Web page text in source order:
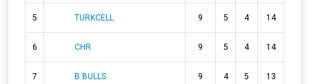
5 TURKCELL 9 5 4 14
6 CHR 9 5 4 14
7 B.BULLS 9 4 5 13